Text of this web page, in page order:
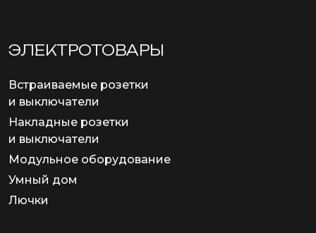
ЭЛЕКТРОТОВАРЫ
Встраиваемые розетки
и выключатели
Накладные розетки
и выключатели
Модульное оборудование
Умный дом
Лючки